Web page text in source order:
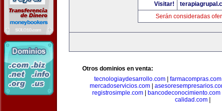
Visitar!
Serán consideradas
Otros dominios en venta:
tecnologiaydesarrollo.com
farmacompras.com
mercadoservicios.com|
registrosimple.com
bancodeconocimiento.com
calidad.com